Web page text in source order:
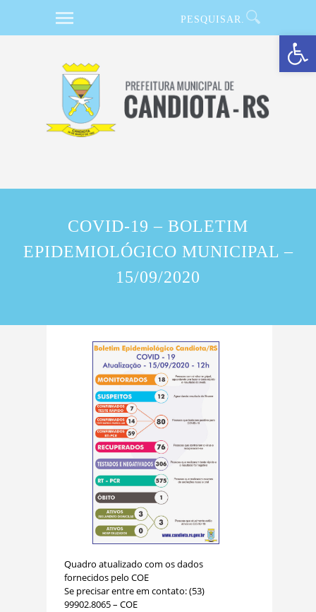
Barra de Ferramentas Aberta
COVID-19 – BOLETIM
EPIDEMIOLÓGICO MUNICIPAL –
15/09/2020
Quadro atualizado com os dados
fornecidos pelo COE
Se precisar entre em contato: (53)
99902.8065 – COE